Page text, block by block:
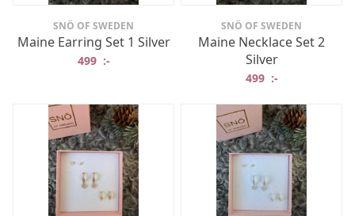
SNÖ OF SWEDEN
Maine Earring Set 1 Silver
499 :-
SNÖ OF SWEDEN
Maine Necklace Set 2
Silver
499 :-